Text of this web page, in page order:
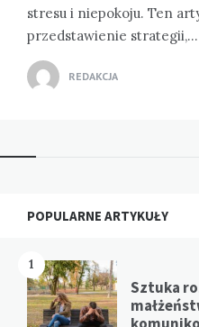
stresu i niepokoju. Ten
przedstawienie strategii,…
REDAKCJA
Widgets
POPULARNE ARTYKUŁY
1
Sztuka